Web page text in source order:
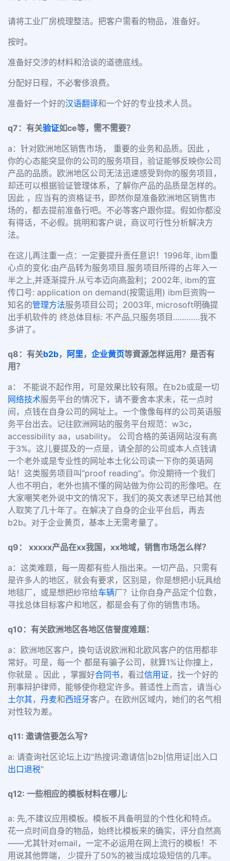
请将工业厂房梳理整洁。把客户需看的物品，准备好。
按时。
准备好交涉的材料和洽谈的道德底线。
分配好日程，不必奢侈浪费。
准备好一个好的汉语翻译和一个好的专业技术人员。
q7：有关验证如ce等，需不需要？
a：针对欧洲地区销售市场， 重要的业务和品质。因此 ，
你的心态能突显你的公司的服务项目，验证能够反映你公司
产品的品质。欧洲地区公司无法迅速感受到你的服务项目，
却还可以根据验证管理体系，了解你产品的品质是怎样的。
因此 ，应当有的资格证书，即然你是准备欧洲地区销售市
场的，都去提前准备行吧。不必等客户跟你提。假如你都没
有得话，不必假。挑明和客户说，商议可行性分析解决方
法。
在这儿再注重一点：一定要提升责任意识！1996年, ibm重
心点的变化:由产品转为服务项目.服务项目所得的占年入一
半之上,并逐渐提升.从亏本迈向高盈利；2002年, ibm的宣
传口号: application on demand(按需运用) ibm巨资购一
知名的管理方法服务项目公司；2003年, microsoft明确提
出手机软件的 终总体目标: 不产品,只服务项目…………我不
多讲了。
q8：有关b2b， 阿里， 企业黄页等資源怎样运用？是否有
用？
a： 不能说不起作用，可是效果比较有限。在b2b或是一切
网络技术服务平台的情况下，请不要舍本求未，花一点时
间，点钱在自身公司的网址上。一个像像每样的公司英语服
务平台出去。记往欧洲网站的服务平台规范：w3c，
accessibility aa，usability。 公司合格的英语网站沒有高
于3%。这儿要提及的一点是，请全部的公司或本人点钱请
一个老外或是专业性的网址本土化公司读一下你的英语网
站！这类服务项目叫“proof reading”。你没期待一个我们
人也不明白，老外也搞不懂的网站做为你公司的形像吧。在
大家嘲笑老外说中文的情况下，我们的英文表述早已给其他
人取笑了几十年了。在解决了自身的企业平台后，再去
b2b。对于企业黄页，基本上无需考量了。
q9： xxxxx产品在xx我国，xx地域，销售市场怎么样？
a：这类难题，每一周都有些人指出来。一切产品，只需有
是许多人的地区，就会有要求，区别是，你是想把小玩具给
地毯厂，或是想把纱帘给车辆厂？让你自身产品定个位数，
寻找总体目标客户和地区，都是会有了你的销售市场。
q10：有关欧洲地区各地区信誉度难题：
a：欧洲地区客户，换句话说欧洲和北欧风客户的信用都非
常好。可是，每一个 都是有骗子公司，就算1%让你撞上，
你就是 。因此 ，掌握好合同书 ，看过信用证 ，找一个好的
刑事辩护律师，能够使你稳定许多。普适性上而言，请当心
土尔其， 丹麦和西班牙客户。在欧州区域内，她们的名气相
对性较为差。
q11: 邀请信要怎么写?
a: 请查询社区论坛上边"热搜词:邀请信|b2b|信用证|出入口
出口退税"
q12: 一些相应的模板材料在哪儿:
a: 先,不建议应用模板。模板不具备明显的个性化和特点。
花一点时间自身的物品，始终比模板来的确实，评分自然高
——尤其针对email，一定不必运用在网上流行的模板！不
用说其他弊端， 少提升了50%的被当成垃圾短信的几率。